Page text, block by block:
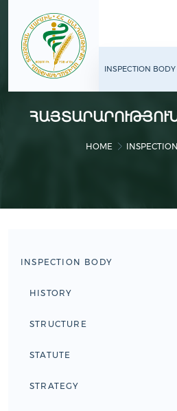
INSPECTION BODY
HOME
INSPECTION BODY
HISTORY
STRUCTURE
STATUTE
STRATEGY